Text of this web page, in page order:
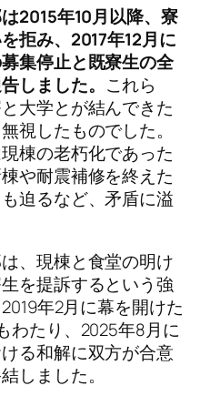
2015年10月以降、寮
拒み、2017年12月に
集停止と既寮生の全
しました。 これら
大学とが結んできた
視したものでした。
棟の老朽化であった
や耐震補修を終えた
迫るなど、矛盾に溢
、現棟と食堂の明け
を提訴するという強
年2月に幕を開けた
わたり、2025年8月に
る和解に双方が合意
しました。